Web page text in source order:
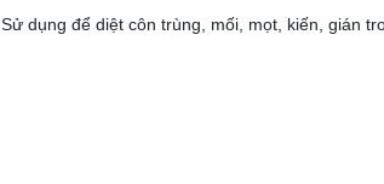
Sử dụng để diệt côn trùng, mối, mọt, kiến, gián